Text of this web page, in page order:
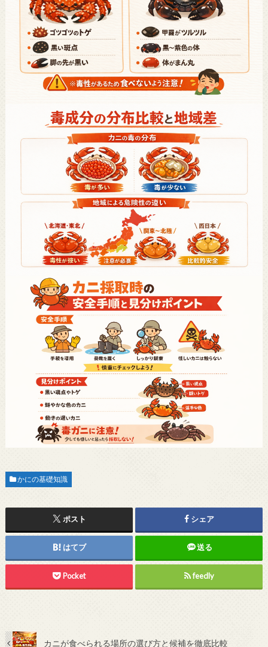
かにの基礎知識
ポスト シェア
はてブ 送る
Pocket feedly
カニが食べられる場所の選び方と候補を徹底比較